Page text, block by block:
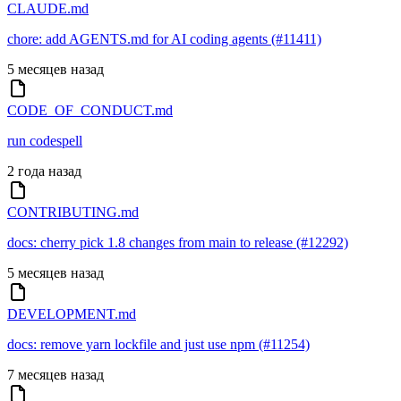
CLAUDE.md
chore: add AGENTS.md for AI coding agents (#11411)
5 месяцев назад
CODE_OF_CONDUCT.md
run codespell
2 года назад
CONTRIBUTING.md
docs: cherry pick 1.8 changes from main to release (#12292)
5 месяцев назад
DEVELOPMENT.md
docs: remove yarn lockfile and just use npm (#11254)
7 месяцев назад